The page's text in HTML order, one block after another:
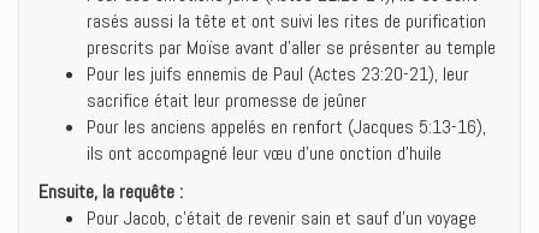
rasés aussi la tête et ont suivi les rites de purification
prescrits par Moïse avant d’aller se présenter au temple
Pour les juifs ennemis de Paul (Actes 23:20-21), leur
sacrifice était leur promesse de jeûner
Pour les anciens appelés en renfort (Jacques 5:13-16),
ils ont accompagné leur vœu d’une onction d’huile
Ensuite, la requête :
Pour Jacob, c’était de revenir sain et sauf d’un voyage